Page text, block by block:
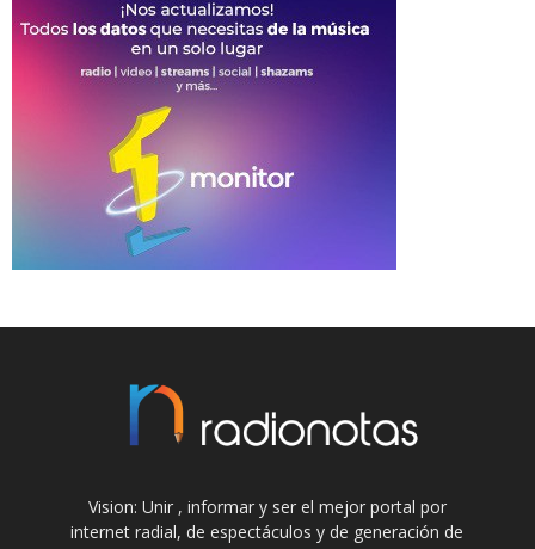
Vision: Unir , informar y ser el mejor portal por
internet radial, de espectáculos y de generación de